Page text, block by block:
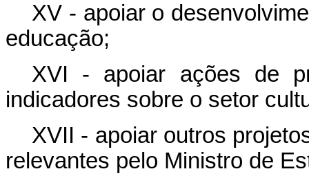
XV - apoiar o
educação;
XVI - apoiar ações de
indicadores sobre o setor
XVII - apoiar outros
relevantes pelo Ministro de